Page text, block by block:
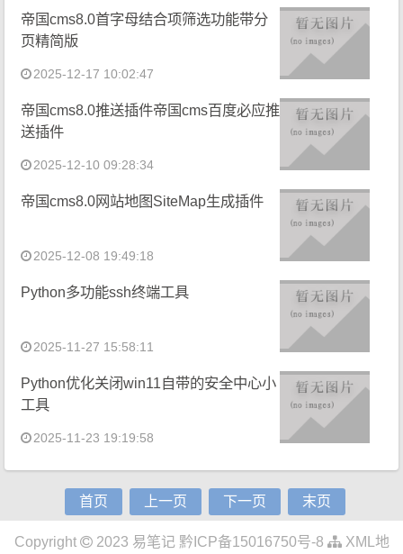
帝国cms8.0首字母结合项筛选功能带分
页精简版
2025-12-17 10:02:47
帝国cms8.0推送插件帝国cms百度必应推
送插件
2025-12-10 09:28:34
帝国cms8.0网站地图SiteMap生成插件
2025-12-08 19:49:18
Python多功能ssh终端工具
2025-11-27 15:58:11
Python优化关闭win11自带的安全中心小
工具
2025-11-23 19:19:58
首页 上一页 下一页 末页
Copyright 2023 易笔记 黔ICP备15016750号-8 XML地